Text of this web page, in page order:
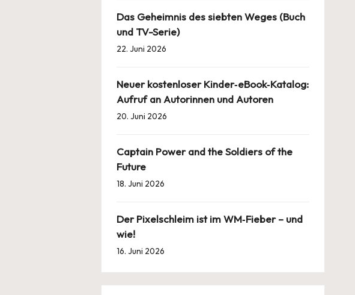
Das Geheimnis des siebten Weges (Buch
und TV-Serie)
22. Juni 2026
Neuer kostenloser Kinder‑eBook‑Katalog:
Aufruf an Autorinnen und Autoren
20. Juni 2026
Captain Power and the Soldiers of the
Future
18. Juni 2026
Der Pixelschleim ist im WM‑Fieber – und
wie!
16. Juni 2026